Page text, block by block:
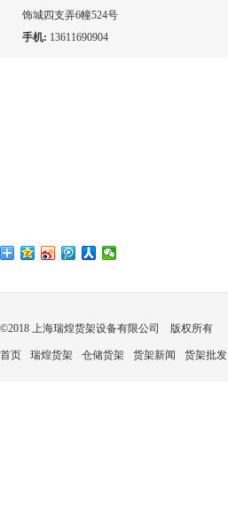
饰城四支弄6幢524号
手机: 13611690904
©2018 上海瑞煌货架设备有限公司 版权所有
首页 瑞煌货架 仓储货架 货架新闻 货架批发